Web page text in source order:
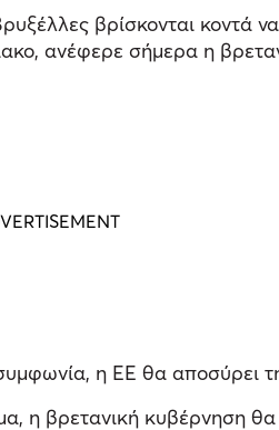
βρίσκονται κοντά
ανέφερε σήμερα η
η ΕΕ θα αποσύρει
η βρετανική κυβέρνηση